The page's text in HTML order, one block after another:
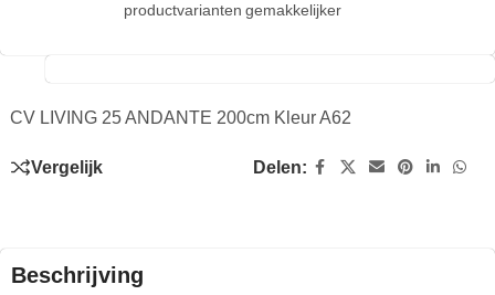
productvarianten gemakkelijker
CV LIVING 25 ANDANTE 200cm Kleur A62
Vergelijk Delen:
Beschrijving